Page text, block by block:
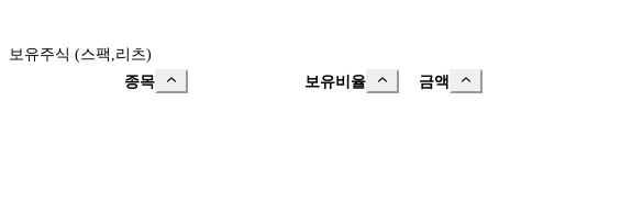
보유주식 (스팩,리츠)
종목
보유비율 금액